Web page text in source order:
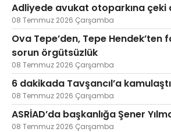
Adliyede avukat otoparkına çeki
08 Temmuz 2026 Çarşamba
Ova Tepe’den, Tepe Hendek’ten
sorun örgütsüzlük
08 Temmuz 2026 Çarşamba
6 dakikada Tavşancıl’a
08 Temmuz 2026 Çarşamba
ASRİAD’da başkanlığa Şener
08 Temmuz 2026 Çarşamba